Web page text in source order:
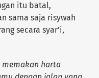
itu batal,
sama saja risywah
secara syar’i,
memakan harta